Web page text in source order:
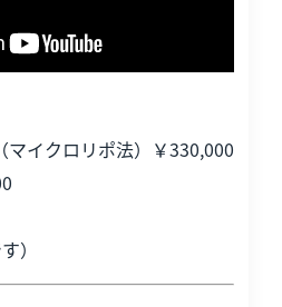
イクロリポ法）￥330,000
）